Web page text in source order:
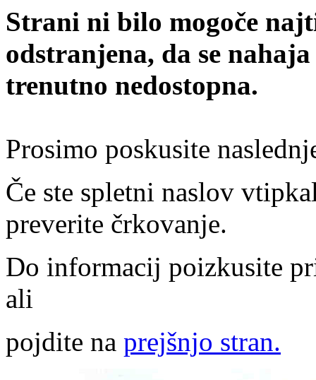
Strani ni bilo mogoče
odstranjena, da se
trenutno nedostopna.
Prosimo poskusite
Če ste spletni naslov
preverite črkovanje.
Do informacij poizkusite
ali
pojdite na prejšnjo stran.